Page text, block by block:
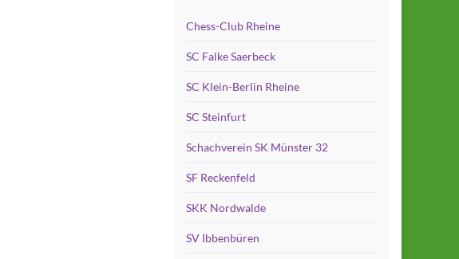
Chess-Club Rheine
SC Falke Saerbeck
SC Klein-Berlin Rheine
SC Steinfurt
Schachverein SK Münster 32
SF Reckenfeld
SKK Nordwalde
SV Ibbenbüren